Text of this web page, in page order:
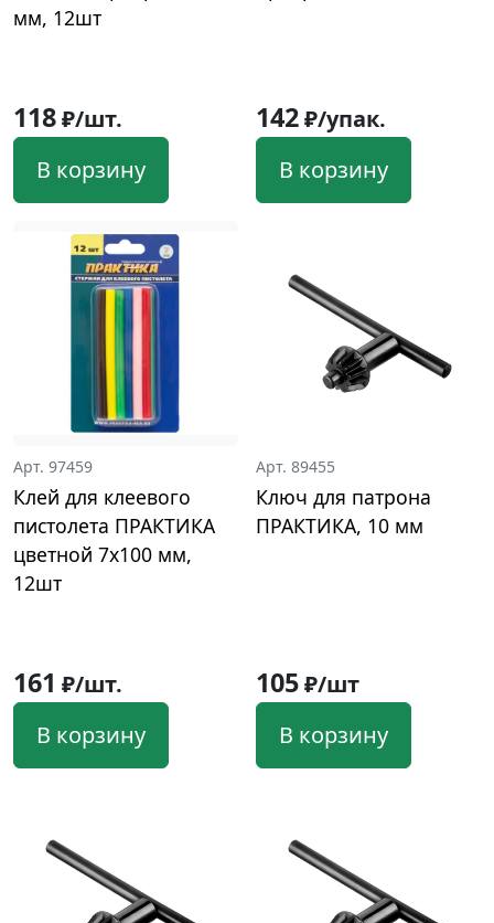
мм, 12шт
118₽/шт.
В корзину
142₽/упак.
В корзину
Арт. 97459
Клей для клеевого
пистолета ПРАКТИКА
цветной 7x100 мм,
12шт
161 ₽/шт.
В корзину
Арт. 89455
Ключ для патрона
ПРАКТИКА, 10 мм
105₽/шт
В корзину